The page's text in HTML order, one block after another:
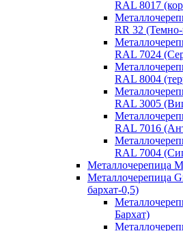
RAL 8017
RR 32
RAL 7024
RAL 8004
RAL 3005
RAL 7016
RAL 7004
Металлочерепица
Металлочерепица
бархат-0,5)
Бархат)